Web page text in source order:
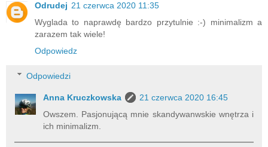
Odrudej 21 czerwca 2020 11:35
Wyglada to naprawdę bardzo przytulnie :-) minimalizm a
zarazem tak wiele!
Odpowiedz
Odpowiedzi
Anna Kruczkowska
21 czerwca 2020 16:45
Owszem. Pasjonującą mnie skandywanwskie wnętrza i
ich minimalizm.